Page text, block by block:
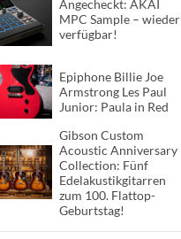
Angecheckt: AKAI
MPC Sample – wieder
verfügbar!
Epiphone Billie Joe
Armstrong Les Paul
Junior: Paula in Red
Gibson Custom
Acoustic Anniversary
Collection: Fünf
Edelakustikgitarren
zum 100. Flattop-
Geburtstag!